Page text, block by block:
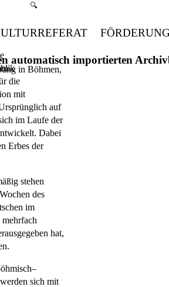
Suchmenü öffnen
🔍
automatisch importierten
in Böhmen,
die
mit
auf
im Laufe der
Dabei
Erbes der
stehen
des
im
hat,
sich mit